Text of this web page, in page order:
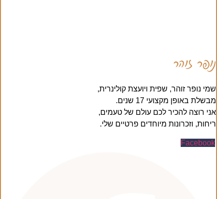
נופר זוהר
שמי נופר זוהר, שפית ויועצת קולינרית,
מבשלת באופן מקצועי 17 שנים.
אני רוצה להכיר לכם עולם של טעמים,
ריחות, וזכרונות מיוחדים פרטיים שלי.
Facebook